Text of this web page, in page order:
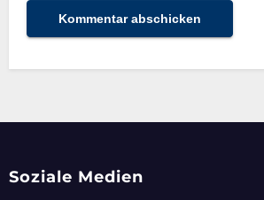
Soziale Medien